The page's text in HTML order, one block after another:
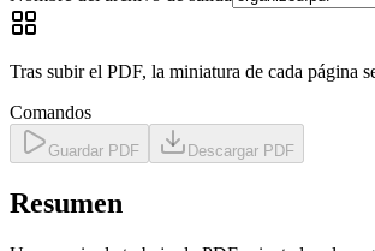
Tras subir el PDF, la miniatura de cada página
Comandos
Guardar PDF Descargar PDF
Resumen